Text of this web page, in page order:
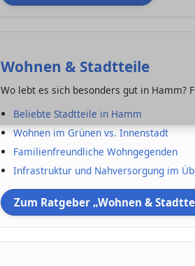
Wohnen & Stadtteile
Wo lebt es sich besonders gut in Hamm?
Beliebte Stadtteile in Hamm
Wohnen im Grünen vs. Innenstadt
Familienfreundliche Wohngegenden
Infrastruktur und Nahversorgung im
Zum Ratgeber „Wohnen &